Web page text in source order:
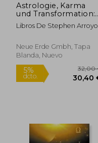
Astrologie, Karma
und Transformation:
Die Chancen
Schwieriger Aspekte
Libros De Stephen Arroyo
Neue Erde Gmbh, Tapa
Blanda, Nuevo